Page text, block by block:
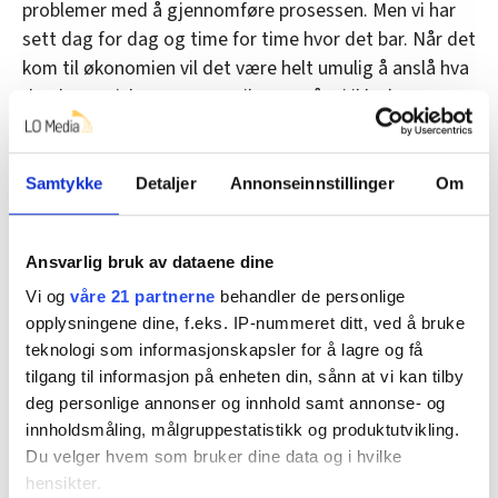
Samtykke Detaljer Annonseinnstillinger Om
Ansvarlig bruk av dataene dine
Vi og våre 21 partnerne behandler de personlige
opplysningene dine, f.eks. IP-nummeret ditt, ved å bruke
teknologi som informasjonskapsler for å lagre og få
tilgang til informasjon på enheten din, sånn at vi kan tilby
deg personlige annonser og innhold samt annonse- og
innholdsmåling, målgruppestatistikk og produktutvikling.
Du velger hvem som bruker dine data og i hvilke
hensikter.
problemer med å gjennomføre prosessen. Men vi har
sett dag for dag og time for time hvor det bar. Når det
kom til økonomien vil det være helt umulig å anslå hva
de økonomiske rammene vil være når vi ikke kan se
helheten, sier Eggum.
Denne artikkelen er
Nyheter lønnsoppgjøret Jørn Eggum
Nina Melsom Mats Ruland
Del artikkel